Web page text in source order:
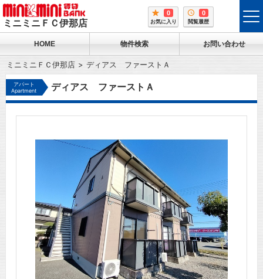
ミニミニＦＣ伊那店
0
お気に入り
0
閲覧履歴
HOME 物件検索 お問い合わせ
ミニミニＦＣ伊那店 ディアス ファーストＡ
アパート
Apartment
ディアス ファーストＡ